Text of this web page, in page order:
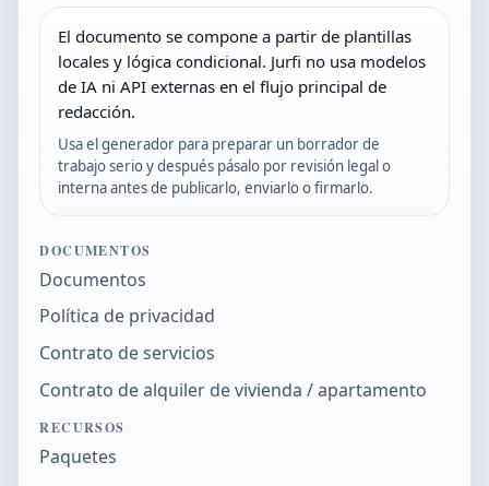
El documento se compone a partir de plantillas
locales y lógica condicional. Jurfi no usa modelos
de IA ni API externas en el flujo principal de
redacción.
Usa el generador para preparar un borrador de
trabajo serio y después pásalo por revisión legal o
interna antes de publicarlo, enviarlo o firmarlo.
DOCUMENTOS
Documentos
Política de privacidad
Contrato de servicios
Contrato de alquiler de vivienda / apartamento
RECURSOS
Paquetes